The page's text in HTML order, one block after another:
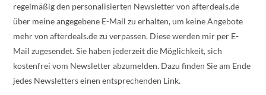
regelmäßig den personalisierten Newsletter von afterdeals.de
über meine angegebene E-Mail zu erhalten, um keine Angebote
mehr von afterdeals.de zu verpassen. Diese werden mir per E-
Mail zugesendet. Sie haben jederzeit die Möglichkeit, sich
kostenfrei vom Newsletter abzumelden. Dazu finden Sie am Ende
jedes Newsletters einen entsprechenden Link.